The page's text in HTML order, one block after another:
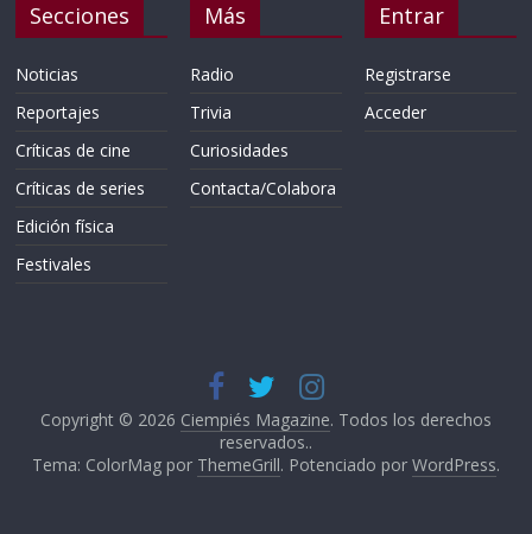
Secciones
Noticias
Reportajes
Críticas de cine
Críticas de series
Edición física
Festivales
Más
Radio
Trivia
Curiosidades
Contacta/Colabora
Entrar
Registrarse
Acceder
Copyright © 2026 Ciempiés Magazine. Todos los derechos
reservados..
Tema: ColorMag por ThemeGrill. Potenciado por WordPress.